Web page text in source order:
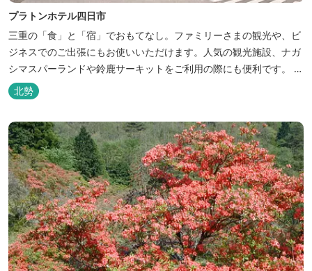
プラトンホテル四日市
三重の「食」と「宿」でおもてなし。ファミリーさまの観光や、ビ
ジネスでのご出張にもお使いいただけます。人気の観光施設、ナガ
シマスパーランドや鈴鹿サーキットをご利用の際にも便利です。 和
食、イタリアン、中華と多彩な三重の味をどうぞお楽しみくださ
い。近鉄四日市駅から徒歩３分と、公共交通機関でのお越しにも大
北勢